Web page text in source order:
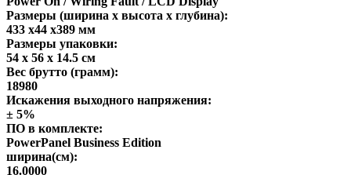
Размеры (ширина x высота x глубина):
433 x44 x389 мм
Размеры упаковки:
54 x 56 x 14.5 см
Вес брутто (грамм):
18980
Искажения выходного напряжения:
± 5%
ПО в комплекте:
PowerPanel Business Edition
ширина(см):
16.0000